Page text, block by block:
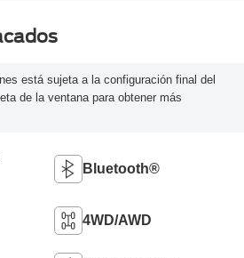
está sujeta a la configuración final del
de la ventana para obtener más
Bluetooth®
4WD/AWD